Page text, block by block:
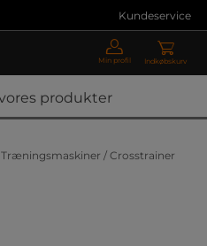
Kundeservice
Min profil Indkøbskurv
Træningsmaskiner / Crosstrainer